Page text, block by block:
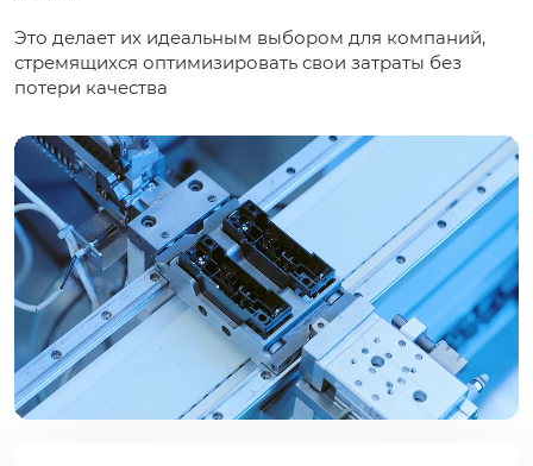
Это делает их идеальным выбором для компаний,
стремящихся оптимизировать свои затраты без
потери качества